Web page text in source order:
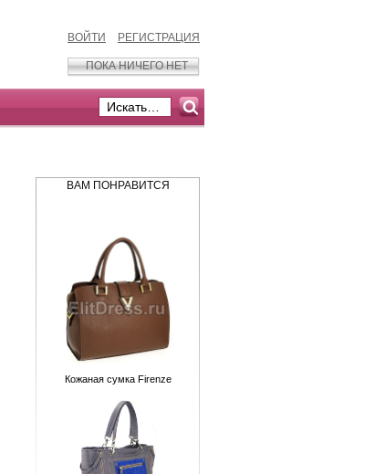
ВОЙТИ РЕГИСТРАЦИЯ
ПОКА НИЧЕГО НЕТ
ВАМ ПОНРАВИТСЯ
Кожаная сумка Firenze